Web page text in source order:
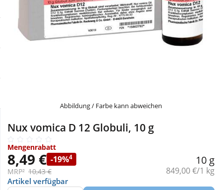
Schnäppchen
Körperpflege & Kosmetik
Liebe & Erotik
Natur & Homöopathie
Sanitätshaus
Sport & Fitness
Aliud Pharma
Abbildung / Farbe kann abweichen
Nux vomica D 12 Globuli, 10 g
Mengenrabatt
8,49 € -19%4
MRP² 10,43 €
10 g
Grundpreis:
849,00 €/1 kg
Artikel verfügbar